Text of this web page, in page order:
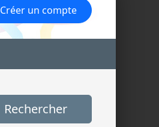
Créer un compte
Rechercher